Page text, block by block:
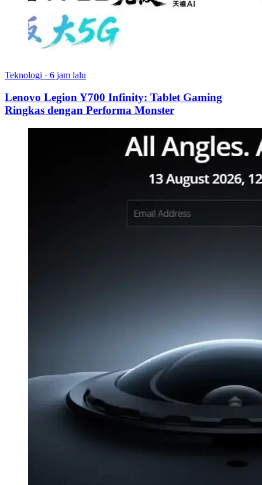
Teknologi · 6 jam lalu
Lenovo Legion Y700 Infinity: Tablet Gaming
Ringkas dengan Performa Monster